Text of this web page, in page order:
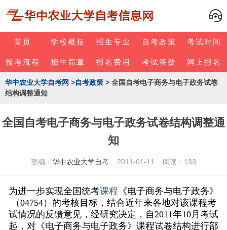
首页 学校概括 招生专业 自考政策 考试时间
报考流程 招生简章 报名费用 考试答疑 网上报名
华中农业大学自考网 >自考政策 > 全国自考电子商务与电子政务试卷
结构调整通知
全国自考电子商务与电子政务试卷结构调整通
知
整编： 华中农业大学自考 2011-01-11 阅读：133
为进一步实现全国统考课程 《电子商务与电子政务》
（04754）的考核目标，结合近年来各地对该课程考
试情况的反馈意见，经研究决定，自2011年10月考试
起，对《电子商务与电子政务》课程试卷结构进行部